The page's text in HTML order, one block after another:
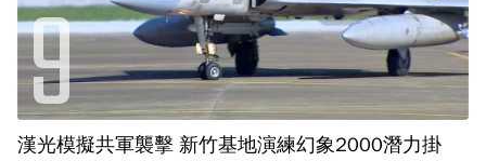
漢光模擬共軍襲擊 新竹基地演練幻象2000潛力掛